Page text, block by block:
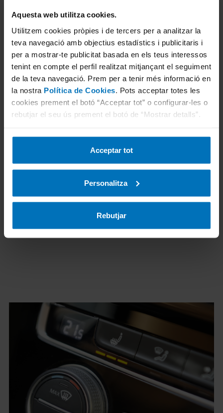
Aquesta web utilitza cookies.
Utilitzem cookies pròpies i de tercers per a analitzar la
teva navegació amb objectius estadístics i publicitaris i
per a mostrar-te publicitat basada en els teus interessos
tenint en compte el perfil realitzat mitjançant el seguiment
de la teva navegació. Prem per a tenir més informació en
la nostra Política de Cookies . Pots acceptar totes les
cookies prement el botó “Acceptar tot” o configurar-les o
rebutjar el seu ús prement el botó de “Mostrar detalls”.
Acceptar tot
Personalitza
Rebutjar
Jasmina Vilaespasa
Responsable de Comunicació i Màrqueting
d'ITV a TÜV Rheinland
en l'àmbit del marketing online des de fa
més de 12 anys. Actualment, responsable
de Comunicació i Màrketing d'ITV a TÜV
Rheinland.